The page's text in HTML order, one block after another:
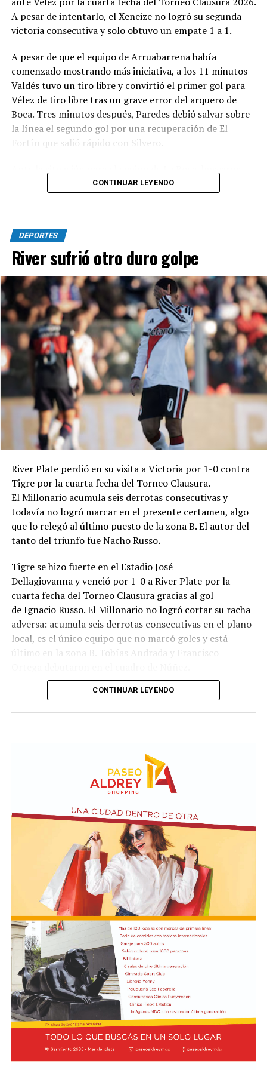
Juventud Unida Universitario.
Síntesis
Círculo Deportivo (1): Pedro Fernández; Julián Vílchez,
Facundo Rojas, Jano Martínez y Rodrigo Torres; Joaquín
Bassani, Francisco Grahl, Ramiro Banchio y Marco
Campagnaro; Rodrigo Juárez y Vicente Barberini. DT:
Duilio Botella.
Branco Castelli y Ciro Rius por Torres, Campagnaro y
Renzo Paparelli, Rodrigo Díaz y Emanuel Moreno;
Branco Mera, Alejandro Chiavetto, Martín Rivero y
Ezequiel Goiburu; Ignacio Zapulla y Patricio Cucchi. DT:
Cristian Corrales.
Cambios: ST 17' Vito Esmay por Mera, 24' Elías Ayala y
Iván Bravo por Zapulla y Goiburu, y 34' Facundo Hang y
Luis Dezi por Cucchi y Díaz.
Goles: PT 23' Juárez (CD).
Árbitro: César Ceballo.
Estadio: "Guillermo Trama".
A pesar de intentarlo, el Xeneize no logró su segunda
victoria consecutiva y solo obtuvo un empate 1 a 1.
A pesar de que el equipo de Arruabarrena había
comenzado mostrando más iniciativa, a los 11 minutos
Valdés tuvo un tiro libre y convirtió el primer gol para
Vélez de tiro libre tras un grave error del arquero de
Boca. Tres minutos después, Paredes debió salvar sobre
la línea el segundo gol por una recuperación de El
Fortín que salió rápido con Silvero.
terminar la primera parte con un empate. Fue así como
atrapar un rebote que había intentado Merentiel y darle
el 1 a 1 a su equipo. De esta forma, el entretiempo llegó
con el empate.
Cómo fue el segundo tiempo entre Boca y Vélez en el
Torneo Clausura
En el comienzo de los segundos 45 minutos, Boca fue
más preciso y tuvo más posesión de la pelota que en el
primer tiempo. Tras empatar el partido, intentó darlo
vuelta, aunque todavía no había podido hacerlo en el
Clausura 2026.
CONTINUAR LEYENDO
DEPORTES
River sufrió otro duro golpe
River Plate perdió en su visita a Victoria por 1-0 contra
Tigre por la cuarta fecha del Torneo Clausura.
El Millonario acumula seis derrotas consecutivas y
todavía no logró marcar en el presente certamen, algo
que lo relegó al último puesto de la zona B. El autor del
tanto del triunfo fue Nacho Russo.
Tigre se hizo fuerte en el Estadio José
Dellagiovanna y venció por 1-0 a River Plate por la
cuarta fecha del Torneo Clausura gracias al gol
de Ignacio Russo. El Millonario no logró cortar su racha
adversa: acumula seis derrotas consecutivas en el plano
local, es el único equipo que no marcó goles y está
último en la zona B. Tobías Andrada y Francisco
River monopolizó la posesión de la pelota a lo largo del
pero jugó lejos del arco defendido por Santiago Beltrán.
En medio de un desarrollo sin acciones de gol, el elenco
de Núñez pidió penal en una jugada en la que Ángel
Correa cayó dentro del área tras una entrada por detrás
de Nahuel Banegas.
La tónica de la primera etapa se trasladó al
complemento. River se hizo cargo de manejar el balón
en campo rival y, pese a que logró ser más punzante en
algunas ofensivas, no pudo impacientar al
arquero Felipe Zenobio. Del otro lado,
el Matador continuó con su intento de pegar con
ataques directos. Cuando el desarrollo era lento y lejos
de los arcos, Tigre se adelantó en el marcador a los 35
minutos: Aníbal Moreno perdió la pelota en la mitad de
la cancha tras una presión de Jabes Saralegui y Nacho
Russo definió de forma perfecta al quedar mano a mano
contra Santiago Beltrán para estampar el 1-0.
Desde el arranque del segundo semestre, River quedó
eliminado de la Copa Argentina tras perder 3-1 contra
Aldosivi y cayó por 1-0 en el inicio del Clausura
CONTINUAR LEYENDO